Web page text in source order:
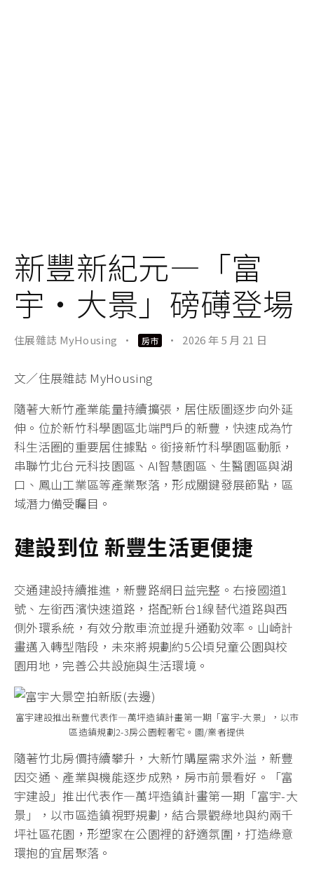
新豐新紀元—「富
宇・大景」磅礡登場
住展雜誌 MyHousing · 房市 · 2026 年 5 月 21 日
文／住展雜誌 MyHousing
隨著大新竹產業能量持續擴張，居住版圖逐步向外延
伸。位於新竹科學園區北端門戶的新豐，快速成為竹
科生活圈的重要居住據點。銜接新竹科學園區動脈，
串聯竹北台元科技園區、AI智慧園區、生醫園區與湖
口、鳳山工業區等產業聚落，形成關鍵發展節點，區
域潛力備受矚目。
建設到位 新豐生活更便捷
交通建設持續推進，新豐路網日益完整。右接國道1
號、左銜西濱快速道路，搭配新台1線替代道路與西
側外環系統，有效分散車流並提升通勤效率。山崎計
畫邁入轉型階段，未來將規劃約5公頃兒童公園與校
園用地，完善公共設施與生活環境。
富宇建設推出新豐代表作—萬坪造鎮計畫第一期「富宇-大景」，以市
區造鎮規劃2-3房公園輕奢宅。圖/業者提供
隨著竹北房價持續攀升，大新竹購屋需求外溢，新豐
因交通、產業與機能逐步成熟，房市前景看好。「富
宇建設」推出代表作—萬坪造鎮計畫第一期「富宇-大
景」，以市區造鎮視野規劃，結合景觀綠地與約兩千
坪社區花園，形塑家在公園裡的舒適氛圍，打造綠意
環抱的宜居聚落。